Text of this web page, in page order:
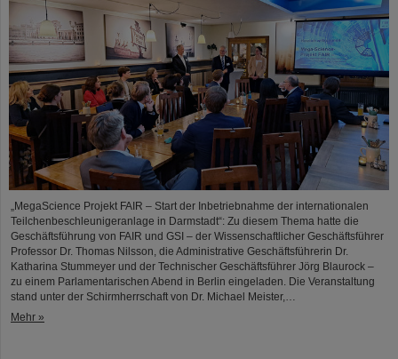
„MegaScience Projekt FAIR – Start der Inbetriebnahme der internationalen
Teilchenbeschleunigeranlage in Darmstadt“: Zu diesem Thema hatte die
Geschäftsführung von FAIR und GSI – der Wissenschaftlicher Geschäftsführer
Professor Dr. Thomas Nilsson, die Administrative Geschäftsführerin Dr.
Katharina Stummeyer und der Technischer Geschäftsführer Jörg Blaurock –
zu einem Parlamentarischen Abend in Berlin eingeladen. Die Veranstaltung
stand unter der Schirmherrschaft von Dr. Michael Meister,…
Mehr »